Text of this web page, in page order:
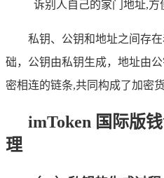
诉别人自己的家门地址,方
私钥、公钥和地址之间存
础，公钥由私钥生成，地址由
密相连的链条,共同构成了加密
imToken 国际版
理